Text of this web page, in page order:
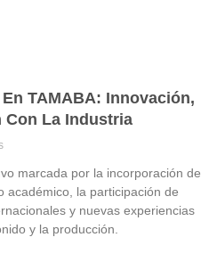
TAMABA: Innovación,
Con La Industria
marcada por la incorporación de
académico, la participación de
y nuevas experiencias
y la producción.